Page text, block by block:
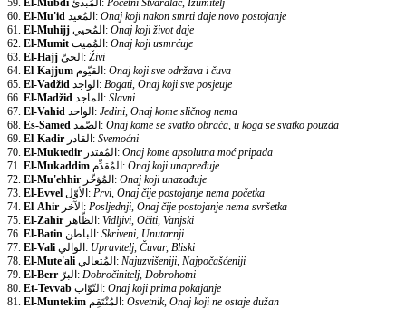
59. El-Mubdi المُبدئ: Početni Stvaralac, Izumitelj
60. El-Mu'id المُعيد: Onaj koji nakon smrti daje novo postojanje
61. El-Muhijj المُحيي: Onaj koji život daje
62. El-Mumit المُميت: Onaj koji usmrćuje
63. El-Hajj الحيّ: Živi
64. El-Kajjum القيّوم: Onaj koji sve održava i čuva
65. El-Vadžid الواجد: Bogati, Onaj koji sve posjeuje
66. El-Madžid الماجد: Slavni
67. El-Vahid الواحد: Jedini, Onaj kome sličnog nema
68. Es-Samed الصّمد: Onaj kome se svatko obraća, u koga se svatko pouzda
69. El-Kadir القادر: Svemoćni
70. El-Muktedir المُقتدر: Onaj kome apsolutna moć pripada
71. El-Mukaddim المُقدِّم: Onaj koji unapređuje
72. El-Mu'ehhir المُؤخّر: Onaj koji unazađuje
73. El-Evvel الأوّل: Prvi, Onaj čije postojanje nema početka
74. El-Ahir الآخر: Posljednji, Onaj čije postojanje nema svršetka
75. El-Zahir الظّاهر: Vidljivi, Očiti, Vanjski
76. El-Batin الباطن: Skriveni, Unutarnji
77. El-Vali الوالي: Upravitelj, Čuvar, Bliski
78. El-Mute'ali المُتعالي: Najuzvišeniji, Najpočašćeniji
79. El-Berr البرّ: Dobročinitelj, Dobrohotni
80. Et-Tevvab التّوّاب: Onaj koji prima pokajanje
81. El-Muntekim المُنْتَقِم: Osvetnik, Onaj koji ne ostaje dužan